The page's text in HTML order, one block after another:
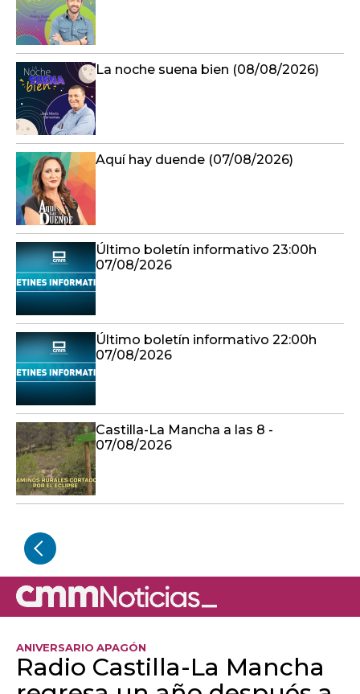
La noche suena bien (08/08/2026)
Aquí hay duende (07/08/2026)
Último boletín informativo 23:00h
07/08/2026
Último boletín informativo 22:00h
07/08/2026
Castilla-La Mancha a las 8 -
07/08/2026
ANIVERSARIO APAGÓN
Radio Castilla-La Mancha